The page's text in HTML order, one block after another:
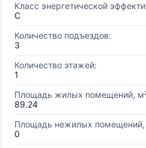
Класс энергетической
C
Количество подъездов:
3
Количество этажей:
1
Площадь жилых помещений,
89.24
Площадь нежилых помещений,
0